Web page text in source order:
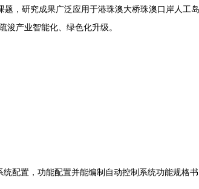
，研究成果广泛应用于港珠澳大桥珠澳口岸人工
浚产业智能化、绿色化升级。
置，功能配置并能编制自动控制系统功能规格书